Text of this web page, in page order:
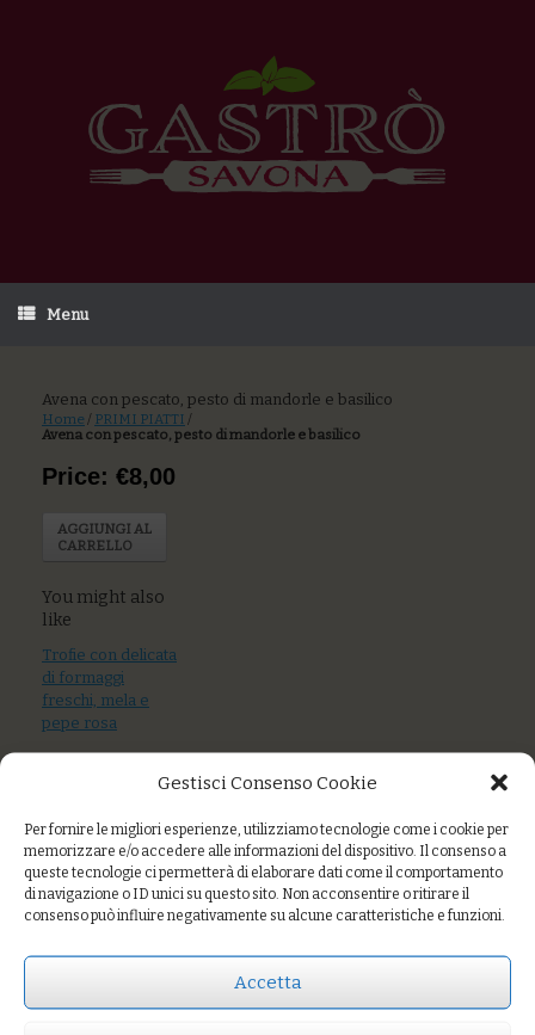
Gestisci Consenso Cookie
Per fornire le migliori esperienze, utilizziamo tecnologie come i cookie per
memorizzare e/o accedere alle informazioni del dispositivo. Il consenso a
queste tecnologie ci permetterà di elaborare dati come il comportamento
di navigazione o ID unici su questo sito. Non acconsentire o ritirare il
consenso può influire negativamente su alcune caratteristiche e funzioni.
Accetta
Menu
Avena con pescato, pesto di mandorle e basilico
Home / PRIMI PIATTI /
Avena con pescato, pesto di mandorle e basilico
Price: €8,00
AGGIUNGI AL
CARRELLO
You might also
like
Trofie con delicata
di formaggi
freschi, mela e
pepe rosa
zero” alle verdure
affumicata
Tagliolini alle
ortiche con arselle
e bottarga “home
made”